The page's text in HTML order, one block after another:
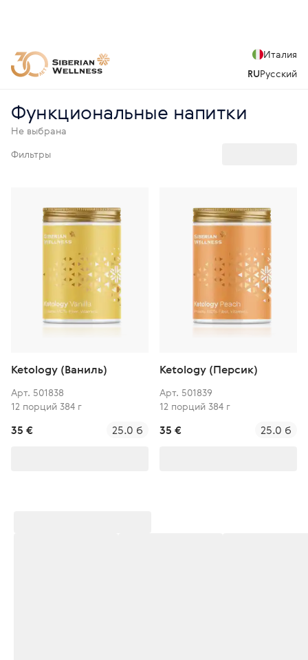
Италия
RUРусский
Функциональные напитки
Не выбрана
Фильтры
Ketology (Ваниль)
Арт. 501838
12 порций 384 г
35 € 25.0 б
Ketology (Персик)
Арт. 501839
12 порций 384 г
35 € 25.0 б